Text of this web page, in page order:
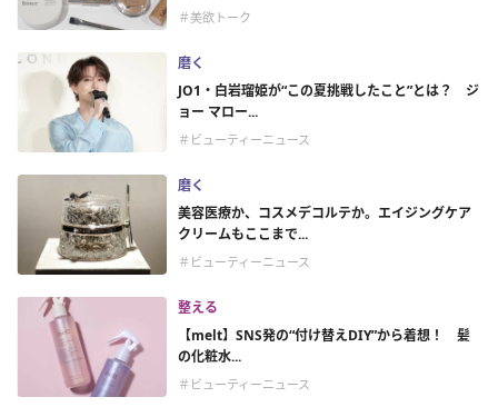
＃美欲トーク
磨く
JO1・白岩瑠姫が“この夏挑戦したこと”とは？ ジ
ョー マロー...
＃ビューティーニュース
磨く
美容医療か、コスメデコルテか。エイジングケア
クリームもここまで...
＃ビューティーニュース
整える
【melt】SNS発の“付け替えDIY”から着想！ 髪
の化粧水...
＃ビューティーニュース